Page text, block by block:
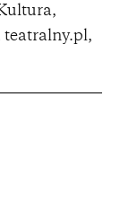
teatralny.pl,